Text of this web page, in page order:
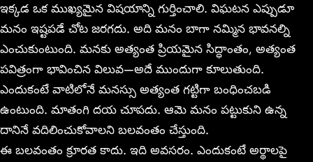
ఇక్కడ ఒక ముఖ్యమైన విషయాన్ని గుర్తించాలి. విఘటన ఎప్పుడూ
మనం ఇష్టపడే చోట జరగదు. అది మనం బాగా నమ్మిన భావనల్ని
ఎంచుకుంటుంది. మనకు అత్యంత ప్రియమైన సిద్ధాంతం, అత్యంత
పవిత్రంగా భావించిన విలువ—అదే ముందుగా కూలుతుంది.
ఎందుకంటే వాటిలోనే మనస్సు అత్యంత గట్టిగా బంధించబడి
ఉంటుంది. మాతంగి దయ చూపదు. ఆమె మనం పట్టుకుని ఉన్న
దానినే వదిలించుకోవాలని బలవంతం చేస్తుంది.
ఈ బలవంతం క్రూరత కాదు. ఇది అవసరం. ఎందుకంటే అర్థాలపై